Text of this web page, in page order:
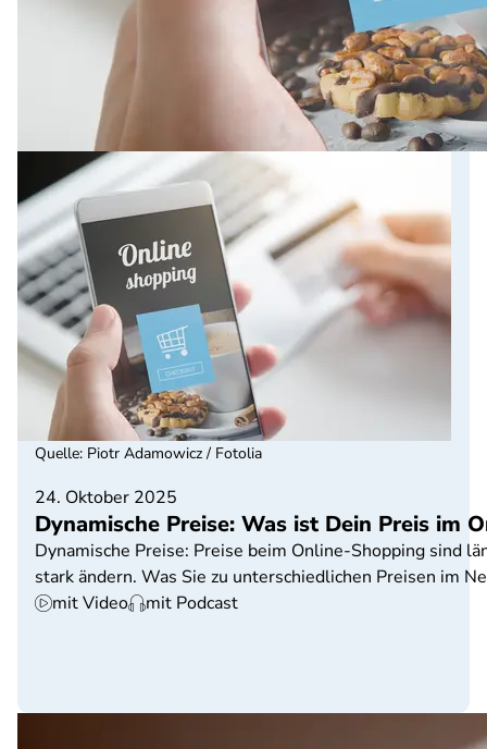
24. Oktober 2025
Dynamische Preise: Was ist Dein Preis im
Dynamische Preise: Preise beim Online-Shopping sind
stark ändern. Was Sie zu unterschiedlichen Preisen im
mit Video
mit Podcast
Quelle: Piotr Adamowicz / Fotolia